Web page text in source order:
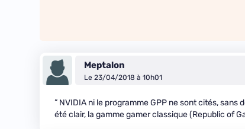
Meptalon
Le 23/04/2018 à 10h01
” NVIDIA ni le programme GPP ne sont cités,
été clair, la gamme gamer classique (Republic of